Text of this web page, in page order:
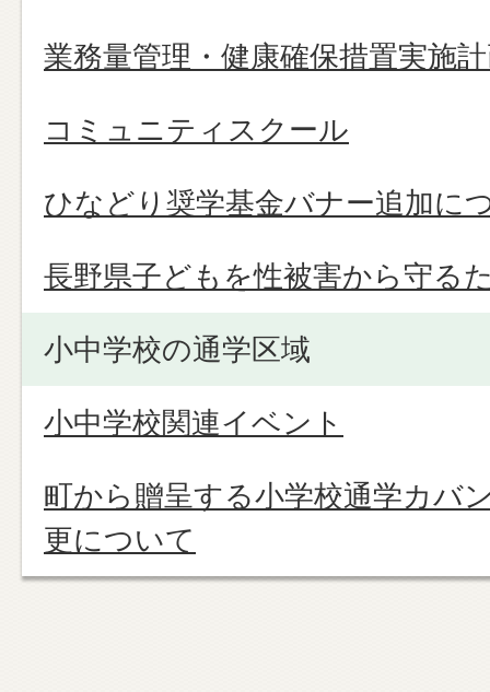
業務量管理・健康確保措置実施
コミュニティスクール
ひなどり奨学基金バナー追加に
長野県子どもを性被害から守る
小中学校の通学区域
小中学校関連イベント
町から贈呈する小学校通学カバ
更について